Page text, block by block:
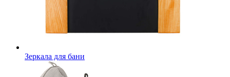
Зеркала для бани